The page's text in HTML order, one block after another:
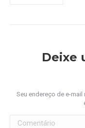
Deixe
Seu endereço de e-
Comentário